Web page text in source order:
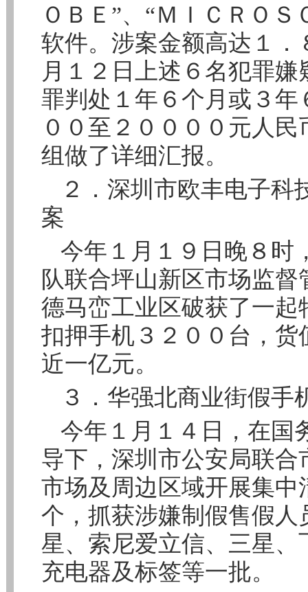
ＯＢＥ”、“ＭＩＣＲＯ
软件。涉案金额高达１
月１２日上述６名犯罪
罪判处１年６个月或３
００至２００００元人
组做了详细汇报。
２．深圳市欧丰电子科
案
今年１月１９日晚８时
队联合坪山新区市场监
德马峦工业区破获了一起
扣押手机３２００台，
近一亿元。
３．华强北商业街假手
今年１月１４日，在国
导下，深圳市公安局联
市场及周边区域开展集
个，抓获涉嫌制假售假
星、索尼爱立信、三星
充电器及标签等一批。